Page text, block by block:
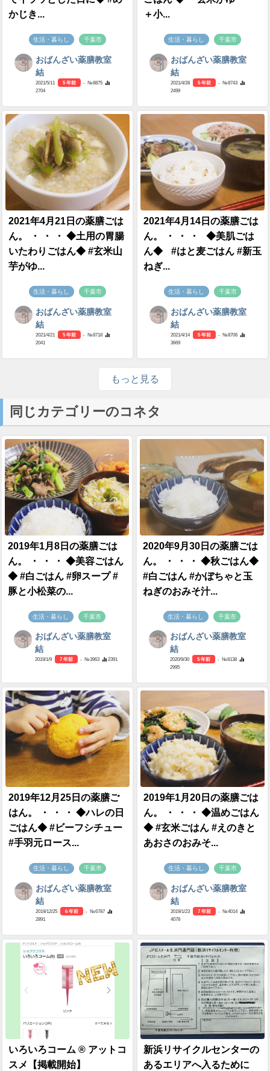
かじき...
生活・暮らし 千葉市
おばんざい薬膳教室
結
2021/5/11 5 年前
- №8875
2704
＋小...
生活・暮らし 千葉市
おばんざい薬膳教室
結
2021/4/28 5 年前
- №8743
2499
2021年4月21日の薬膳ごは
ん。 ・ ・ ・ ◆土用の胃腸
いたわりごはん◆ #玄米山
芋がゆ...
生活・暮らし 千葉市
おばんざい薬膳教室
結
2021/4/21 5 年前
- №8718
2041
2021年4月14日の薬膳ごは
ん。 ・ ・ ・ ◆美肌ごは
ん◆ #はと麦ごはん #新玉
ねぎ...
生活・暮らし 千葉市
おばんざい薬膳教室
結
2021/4/14 5 年前
- №8706
3669
もっと見る
同じカテゴリーのコネタ
2019年1月8日の薬膳ごは
ん。 ・ ・ ・ ◆美容ごはん
◆ #白ごはん #卵スープ #
豚と小松菜の...
生活・暮らし 千葉市
おばんざい薬膳教室
結
2019/1/9 7 年前 - №3963 2391
2020年9月30日の薬膳ごは
ん。 ・ ・ ・ ◆秋ごはん◆
#白ごはん #かぼちゃと玉
ねぎのおみそ汁...
生活・暮らし 千葉市
おばんざい薬膳教室
結
2020/9/30 5 年前
- №8138
2995
2019年12月25日の薬膳ご
はん。 ・ ・ ・ ◆ハレの日
ごはん◆ #ビーフシチュー
#手羽元ロース...
生活・暮らし 千葉市
おばんざい薬膳教室
結
2019/12/25 6 年前
- №6787
2891
2019年1月20日の薬膳ごは
ん。 ・ ・ ・ ◆温めごはん
◆ #玄米ごはん #えのきと
あおさのおみそ...
生活・暮らし 千葉市
おばんざい薬膳教室
結
2019/1/23 7 年前
- №4014
4078
いろいろコーム ® アットコ
スメ【掲載開始】
新浜リサイクルセンターの
あるエリアへ入るために